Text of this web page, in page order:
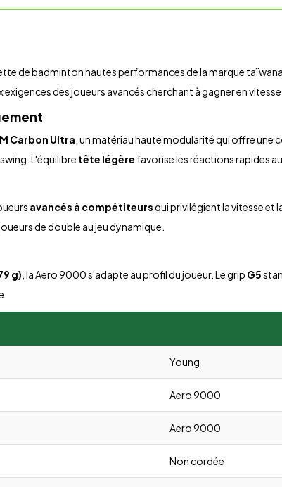
de badminton hautes performances de la marque
des joueurs avancés cherchant à gagner en vitesse
Carbon Ultra , un matériau haute modularité qui offre
L'équilibre tête légère favorise les réactions rapides
avancés à compétiteursqui privilégient la vitesse et
de double au jeu dynamique.
g) , la Aero 9000 s'adapte au profil du joueur. Le grip G5
Young
Aero 9000
Aero 9000
Non cordée